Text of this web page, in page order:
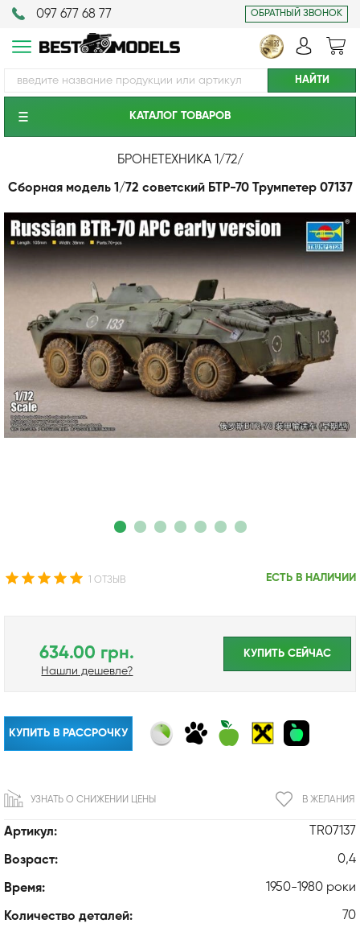
097 677 68 77 ОБРАТНЫЙ ЗВОНОК
КАТАЛОГ ТОВАРОВ
БРОНЕТЕХНИКА 1/72/
Сборная модель 1/72 советский БТР-70 Трумпетер 07137
1 ОТЗЫВ ЕСТЬ В НАЛИЧИИ
Артикул: TR07137
Возраст: 0,4
Время: 1950-1980 роки
Количество деталей: 70
634.00 грн.
Нашли дешевле?
КУПИТЬ CЕЙЧАС
КУПИТЬ В РАССРОЧКУ
В ЖЕЛАНИЯ
УЗНАТЬ О СНИЖЕНИИ ЦЕНЫ